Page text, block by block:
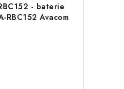
- baterie
RBC152 Avacom